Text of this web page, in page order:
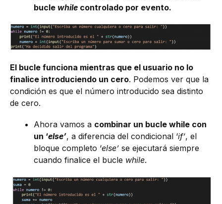
bucle while controlado por evento.
El bucle funciona mientras que el usuario no lo
finalice introduciendo un cero. Podemos ver que la
condición es que el número introducido sea distinto
de cero.
Ahora vamos a combinar un bucle while con
un ‘else’, a diferencia del condicional ‘if’, el
bloque completo ‘else’ se ejecutará siempre
cuando finalice el bucle while.